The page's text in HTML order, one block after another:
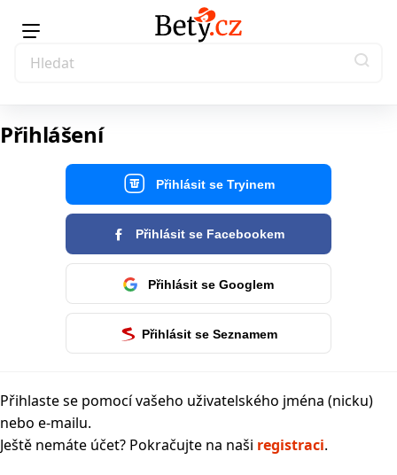
Přihlášení
Přihlásit se Tryinem
Přihlásit se Facebookem
Přihlásit se Googlem
Přihlásit se Seznamem
Přihlaste se pomocí vašeho uživatelského jména (nicku)
nebo e-mailu.
Ještě nemáte účet? Pokračujte na naši registraci.